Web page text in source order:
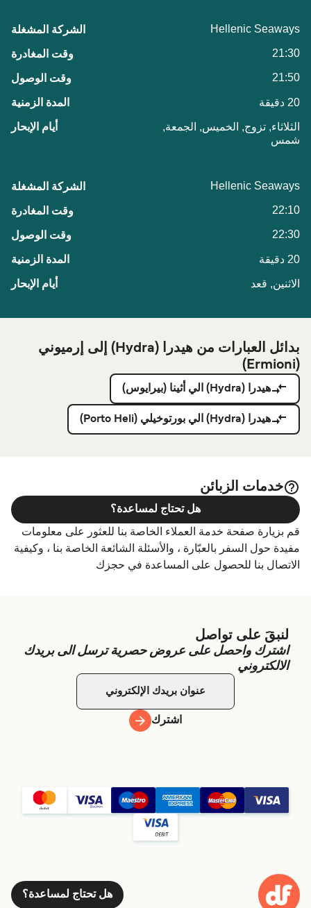
Hellenic Seaways
21:30
21:50
20 دقيقة
الثلاثاء, تزوج, الخميس, الجمعة,
شمس
Hellenic Seaways
22:10
22:30
20 دقيقة
الاثنين, قعد
بدائل العبارات من هيدرا (Hydra) إلى إرميوني
(Ermioni)
هيدرا (Hydra) الي أثينا (بيرايوس)
هيدرا (Hydra) الي بورتوخيلي (Porto Heli)
خدمات الزبائن
قم بزيارة صفحة خدمة العملاء الخاصة بنا للعثور على معلومات
مفيدة حول السفر بالعبّارة ، والأسئلة الشائعة الخاصة بنا ، وكيفية
الاتصال بنا للحصول على المساعدة في حجزك
هل تحتاج لمساعدة؟
لنبقَ على تواصل
اشترك واحصل على عروض حصرية ترسل الى بريدك
الالكتروني
اشترك
هل تحتاج لمساعدة؟